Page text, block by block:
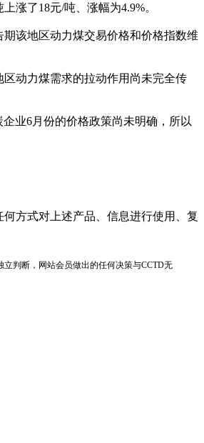
涨了18元/吨、涨幅为4.9%。
该地区动力煤交易价格和价格指数维
动力煤需求的拉动作用尚未完全传
业6月份的价格政策尚未明确，所以
方式对上述产品、信息进行使用、复
判断，网站会员做出的任何决策与CCTD无